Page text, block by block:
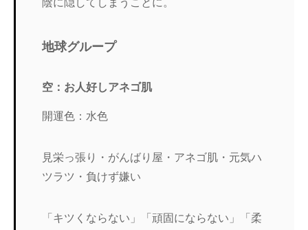
地球グループ
空：お人好しアネゴ肌
開運色：水色
見栄っ張り・がんばり屋・アネゴ肌・元気ハ
ツラツ・負けず嫌い
「キツくならない」「頑固にならない」「柔